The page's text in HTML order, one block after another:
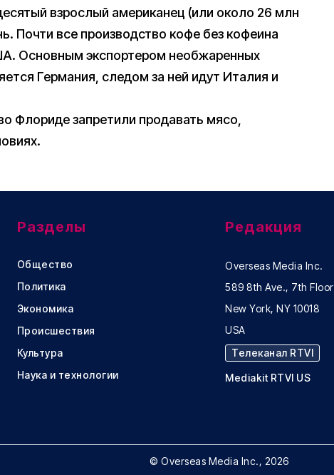
взрослый американец (или около 26 млн
Почти все производство кофе без кофеина
Основным экспортером необжаренных
Германия, следом за ней идут Италия и
Флориде запретили продавать мясо,
Разделы
Общество
Политика
Экономика
Происшествия
Культура
Наука и технологии
Редакция
Overseas Media Inc.
589 8th Ave., 7th Floor
New York, NY 10018
USA
Телеканал RTVI
Mediakit RTVI US
© Overseas Media Inc., 2026